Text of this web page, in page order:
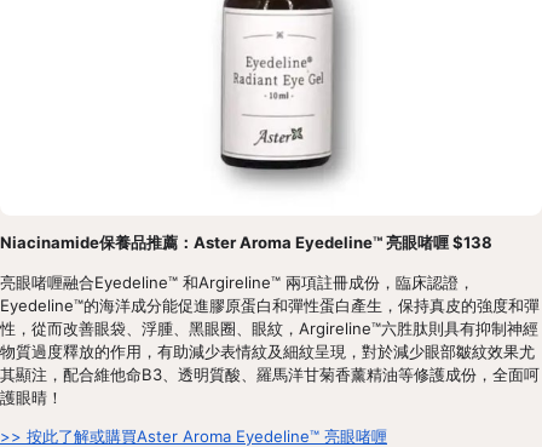
Niacinamide保養品推薦：Aster Aroma Eyedeline™ 亮眼啫喱 $138
亮眼啫喱融合Eyedeline™ 和Argireline™ 兩項註冊成份，臨床認證，
Eyedeline™的海洋成分能促進膠原蛋白和彈性蛋白產生，保持真皮的強度和彈
性，從而改善眼袋、浮腫、黑眼圈、眼紋，Argireline™六胜肽則具有抑制神經
物質過度釋放的作用，有助減少表情紋及細紋呈現，對於減少眼部皺紋效果尤
其顯注，配合維他命B3、透明質酸、羅馬洋甘菊香薰精油等修護成份，全面呵
護眼晴！
>> 按此了解或購買Aster Aroma Eyedeline™ 亮眼啫喱